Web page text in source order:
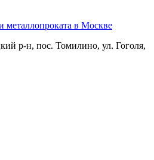
р-н, пос. Томилино, ул. Гоголя,